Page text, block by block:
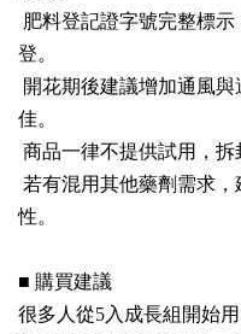
肥料登記證字號完整標
登。
開花期後建議增加通風
佳。
商品一律不提供試用，拆
若有混用其他藥劑需求
性。
■ 購買建議
很多人從5入成長組開始